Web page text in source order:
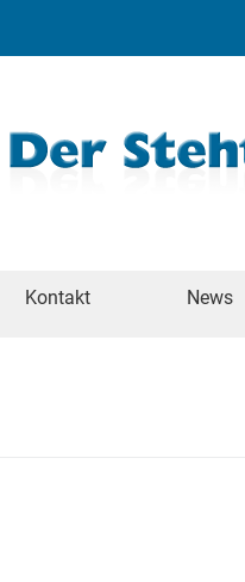
Kontakt News